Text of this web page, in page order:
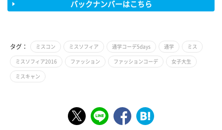
バックナンバーはこちら
タグ： ミスコン ミスソフィア 通学コーデ5days 通学 ミス
ミスソフィア2016 ファッション ファッションコーデ 女子大生
ミスキャン